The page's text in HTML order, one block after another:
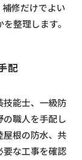
修だけでよい
整理します。
配
技能士、一級防
職人を手配し
屋根の防水、共
要な工事を確認